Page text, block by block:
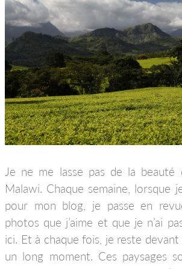
Je ne me lasse pas de la beauté
Malawi. Chaque semaine, lorsque
pour mon blog, je passe en
photos que j’aime et que je n’ai
ici. Et à chaque fois, je reste devant
un long moment. Ces paysages